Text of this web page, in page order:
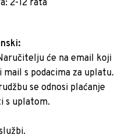
2-12 rata
će na email koji
s podacima za uplatu.
se odnosi plaćanje
s uplatom.